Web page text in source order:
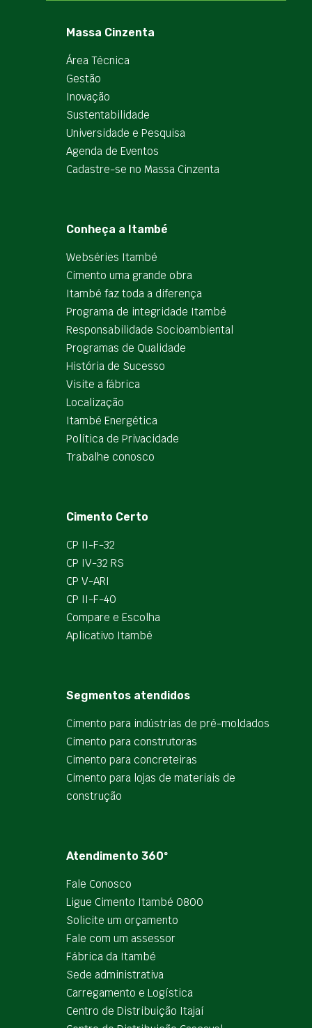
Massa Cinzenta
Área Técnica
Gestão
Inovação
Sustentabilidade
Universidade e Pesquisa
Agenda de Eventos
Cadastre-se no Massa Cinzenta
Conheça a Itambé
Webséries Itambé
Cimento uma grande obra
Itambé faz toda a diferença
Programa de integridade Itambé
Responsabilidade Socioambiental
Programas de Qualidade
História de Sucesso
Visite a fábrica
Localização
Itambé Energética
Política de Privacidade
Trabalhe conosco
Cimento Certo
CP II-F-32
CP IV-32 RS
CP V-ARI
CP II-F-40
Compare e Escolha
Aplicativo Itambé
Segmentos atendidos
Cimento para indústrias de pré-moldados
Cimento para construtoras
Cimento para concreteiras
Cimento para lojas de materiais de
construção
Atendimento 360º
Fale Conosco
Ligue Cimento Itambé 0800
Solicite um orçamento
Fale com um assessor
Fábrica da Itambé
Sede administrativa
Carregamento e Logística
Centro de Distribuição Itajaí